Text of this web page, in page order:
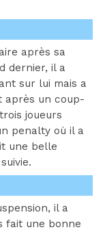
après sa
dernier, il a
sur lui mais a
un coup-
joueurs
penalty où il a
une belle
il a
fait une bonne